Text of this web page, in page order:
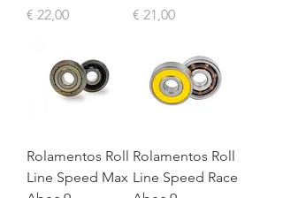
Preço
€ 22,00
Preço
€ 21,00
Rolamentos Roll
Line Speed Max
Rolamentos Roll
Line Speed Race